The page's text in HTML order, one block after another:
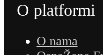
O platformi
O nama